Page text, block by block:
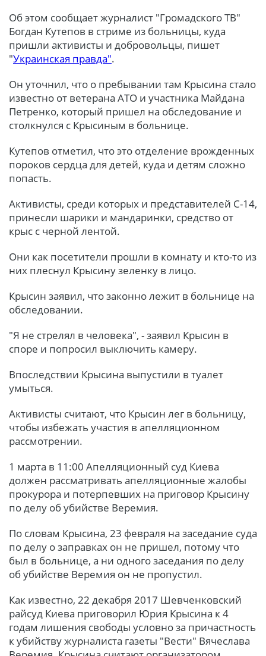
Об этом сообщает журналист "Громадского ТВ"
Богдан Кутепов в стриме из больницы, куда
пришли активисты и добровольцы, пишет
"Украинская правда".
Он уточнил, что о пребывании там Крысина стало
известно от ветерана АТО и участника Майдана
Петренко, который пришел на обследование и
столкнулся с Крысиным в больнице.
Кутепов отметил, что это отделение врожденных
пороков сердца для детей, куда и детям сложно
попасть.
Активисты, среди которых и представителей С-14,
принесли шарики и мандаринки, средство от
крыс с черной лентой.
Они как посетители прошли в комнату и кто-то из
них плеснул Крысину зеленку в лицо.
Крысин заявил, что законно лежит в больнице на
обследовании.
"Я не стрелял в человека", - заявил Крысин в
споре и попросил выключить камеру.
Впоследствии Крысина выпустили в туалет
умыться.
Активисты считают, что Крысин лег в больницу,
чтобы избежать участия в апелляционном
рассмотрении.
1 марта в 11:00 Апелляционный суд Киева
должен рассматривать апелляционные жалобы
прокурора и потерпевших на приговор Крысину
по делу об убийстве Веремия.
По словам Крысина, 23 февраля на заседание суда
по делу о заправках он не пришел, потому что
был в больнице, а ни одного заседания по делу
об убийстве Веремия он не пропустил.
Как известно, 22 декабря 2017 Шевченковский
райсуд Киева приговорил Юрия Крысина к 4
годам лишения свободы условно за причастность
к убийству журналиста газеты "Вести" Вячеслава